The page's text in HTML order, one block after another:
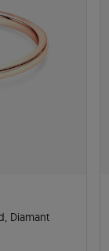
Diamant